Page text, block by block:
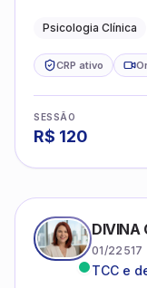
Psicologia Clínica
CRP ativo
SESSÃO
R$ 120
01/22517
TCC e